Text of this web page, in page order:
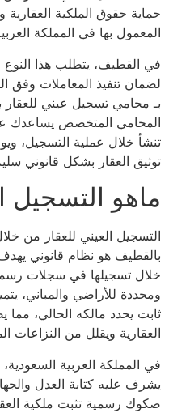
حقوق الملكية العقارية
بها في المملكة العربية
يتطلب هذا النوع من
تنفيذ المعاملات وفق
تسجيل عيني للعقار
المتخصص يساعدك على
خلال عملية التسجيل، ويوفر
العقار بشكل قانوني سليم.
التسجيل
العيني للعقار من خلال
هو نظام قانوني يهدف
تسجيلها في سجلات رسمية
للأراضي والمباني، يتميز
يحدد مالكه الحالي، مما يضمن
ويقلل من النزاعات
العربية السعودية،
عليه كتابة العدل والجهات
رسمية تثبت ملكية العقار